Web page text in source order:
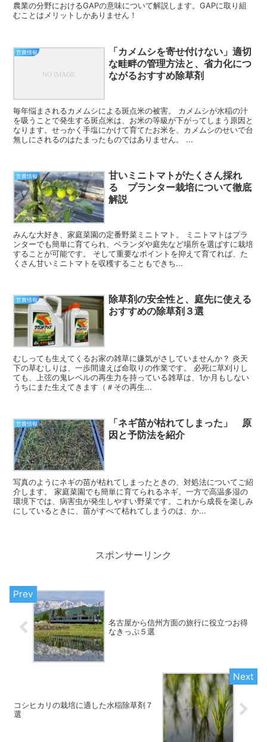
農業の分野におけるGAPの意味について解説します。GAPに取り組
むことはメリットしかありません！
営農情報
「カメムシを寄せ付けない」適切
な畦畔の管理方法と、省力化につ
ながるおすすめ除草剤
毎年悩まされるカメムシによる斑点米の被害。 カメムシが水稲の汁
を吸うことで発生する斑点米は、お米の等級が下がってしまう原因と
なります。せっかく手塩にかけて育てたお米を、カメムシのせいで台
無しにされるのはたまったものではありません。 ...
営農情報
甘いミニトマトがたくさん採れ
る プランター栽培について徹底
解説
みんな大好き、家庭菜園の定番野菜ミニトマト。 ミニトマトはプラ
ンターでも簡単に育てられ、ベランダや庭先など場所を選ばすに栽培
することが可能です。 そして重要なポイントを抑えて育てれば、た
くさん甘いミニトマトを収穫することもできち...
営農情報
除草剤の安全性と、庭先に使える
おすすめの除草剤３選
むしっても生えてくるお家の雑草に嫌気がさしていませんか？ 炎天
下の草むしりは、一歩間違えば命取りの作業です。 必死に草刈りし
ても、上弦の鬼レベルの再生力を持っている雑草は、1か月もしない
うちにまた生えてきます（＃その再生...
営農情報
「ネギ苗が枯れてしまった」 原
因と予防法を紹介
写真のようにネギの苗が枯れてしまったときの、対処法についてご紹
介します。 家庭菜園でも簡単に育てられるネギ。一方で高温多湿の
環境下では、病害虫が発生しやすい野菜です。これから成長を楽しみ
にしているときに、苗がすべて枯れてしまうのは、か...
スポンサーリンク
名古屋から信州方面の旅行に役立つお得
なきっぷ５選
コシヒカリの栽培に適した水稲除草剤７
選